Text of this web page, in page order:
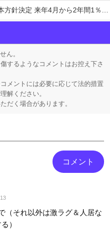
決定 来年4月から2年間1％に8月5日
スト」更新されていると判明！結城さくな気になる投稿「6年前の自分」
神です
ん。
するようなコメントはお控え下さ
メントには必要に応じて法的措置
解ください。
だく場合があります。
（それ以外は激ラグ＆人居な
）